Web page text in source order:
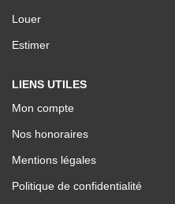
Louer
Estimer
LIENS UTILES
Mon compte
Nos honoraires
Mentions légales
Politique de confidentialité